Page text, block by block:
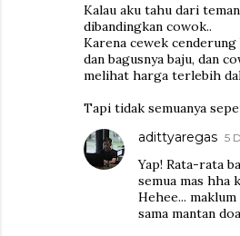
Kalau aku tahu dari
dibandingkan cowok..
Karena cewek
dan bagusnya baju, dan
melihat harga terlebih
Tapi tidak semuanya
adittyaregas 5
Yap! Rata-rata
semua mas hha
Hehee...
sama mantan